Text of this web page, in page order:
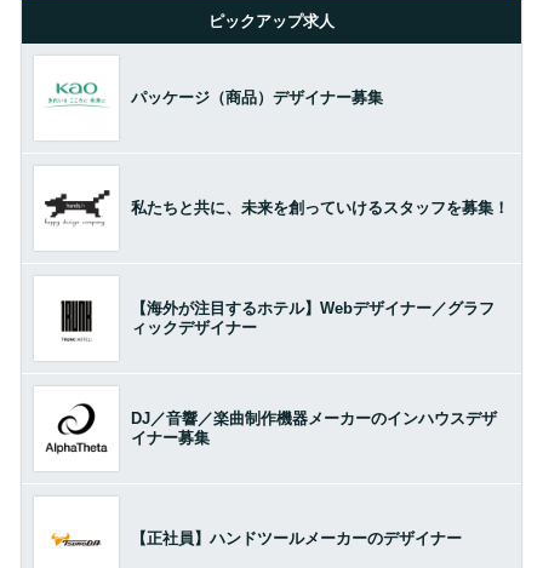
ピックアップ求人
パッケージ（商品）デザイナー募集
私たちと共に、未来を創っていけるスタッフを募集！
【海外が注目するホテル】Webデザイナー／グラフ
ィックデザイナー
DJ／音響／楽曲制作機器メーカーのインハウスデザ
イナー募集
【正社員】ハンドツールメーカーのデザイナー